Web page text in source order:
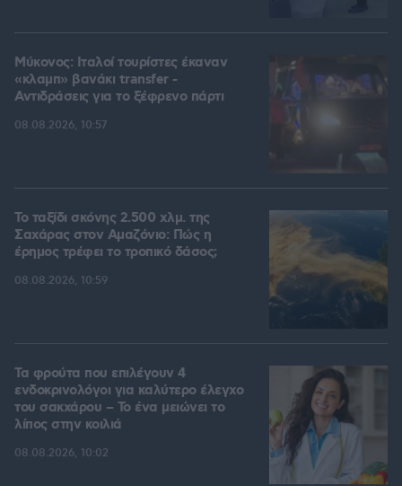
Μύκονος: Ιταλοί τουρίστες έκαναν
«κλαμπ» βανάκι transfer -
Αντιδράσεις για το ξέφρενο πάρτι
08.08.2026, 10:57
Το ταξίδι σκόνης 2.500 χλμ. της
Σαχάρας στον Αμαζόνιο: Πώς η
έρημος τρέφει το τροπικό δάσος;
08.08.2026, 10:59
Τα φρούτα που επιλέγουν 4
ενδοκρινολόγοι για καλύτερο έλεγχο
του σακχάρου – Το ένα μειώνει το
λίπος στην κοιλιά
08.08.2026, 10:02